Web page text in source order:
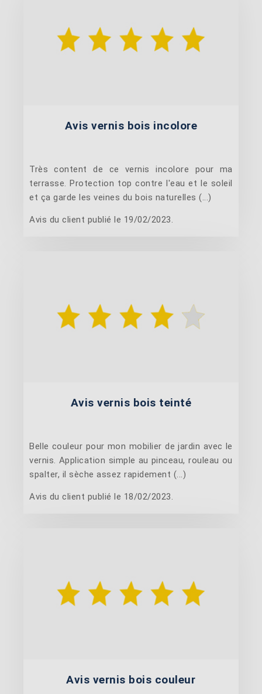
Avis vernis bois incolore
Très content de ce vernis incolore pour ma
terrasse. Protection top contre l'eau et le soleil
et ça garde les veines du bois naturelles (...)
Avis du client publié le 19/02/2023.
Avis vernis bois teinté
Belle couleur pour mon mobilier de jardin avec le
vernis. Application simple au pinceau, rouleau ou
spalter, il sèche assez rapidement (...)
Avis du client publié le 18/02/2023.
Avis vernis bois couleur